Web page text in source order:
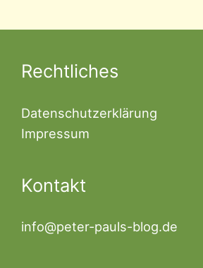
Rechtliches
Datenschutzerklärung
Impressum
Kontakt
info@peter-pauls-blog.de